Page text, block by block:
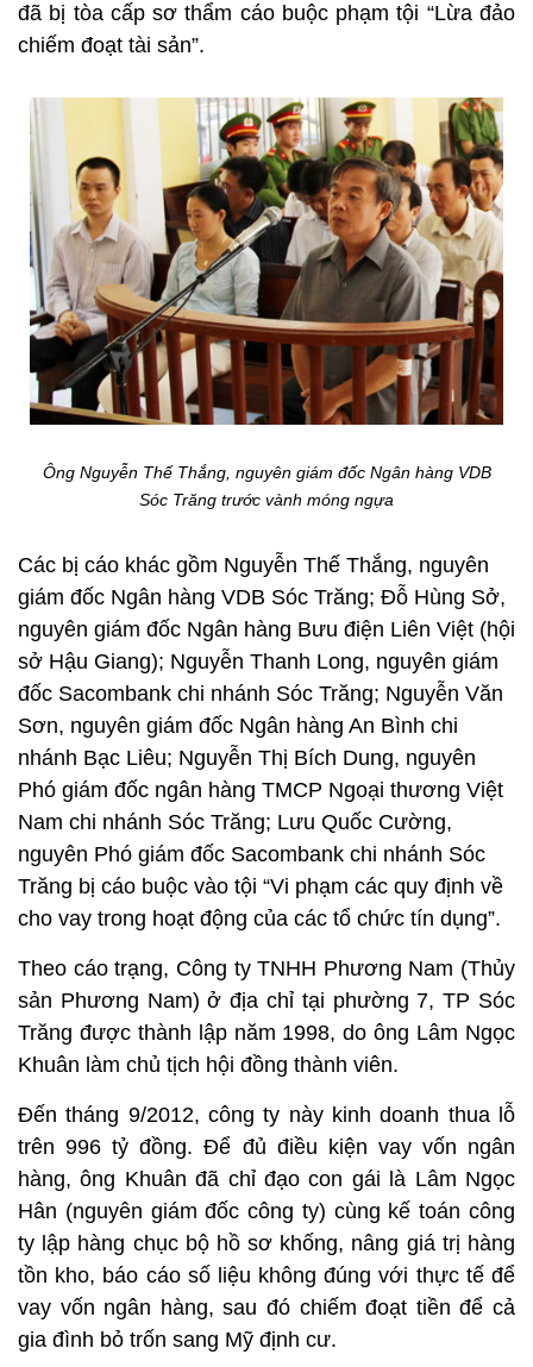
đã bị tòa cấp sơ thẩm cáo buộc phạm tội “Lừa đảo
chiếm đoạt tài sản”.
Ông Nguyễn Thế Thắng, nguyên giám đốc Ngân hàng VDB
Sóc Trăng trước vành móng ngựa
Các bị cáo khác gồm Nguyễn Thế Thắng, nguyên
giám đốc Ngân hàng VDB Sóc Trăng; Đỗ Hùng Sở,
nguyên giám đốc Ngân hàng Bưu điện Liên Việt (hội
sở Hậu Giang); Nguyễn Thanh Long, nguyên giám
đốc Sacombank chi nhánh Sóc Trăng; Nguyễn Văn
Sơn, nguyên giám đốc Ngân hàng An Bình chi
nhánh Bạc Liêu; Nguyễn Thị Bích Dung, nguyên
Phó giám đốc ngân hàng TMCP Ngoại thương Việt
Nam chi nhánh Sóc Trăng; Lưu Quốc Cường,
nguyên Phó giám đốc Sacombank chi nhánh Sóc
Trăng bị cáo buộc vào tội “Vi phạm các quy định về
cho vay trong hoạt động của các tổ chức tín dụng”.
Theo cáo trạng, Công ty TNHH Phương Nam (Thủy
sản Phương Nam) ở địa chỉ tại phường 7, TP Sóc
Trăng được thành lập năm 1998, do ông Lâm Ngọc
Khuân làm chủ tịch hội đồng thành viên.
Đến tháng 9/2012, công ty này kinh doanh thua lỗ
trên 996 tỷ đồng. Để đủ điều kiện vay vốn ngân
hàng, ông Khuân đã chỉ đạo con gái là Lâm Ngọc
Hân (nguyên giám đốc công ty) cùng kế toán công
ty lập hàng chục bộ hồ sơ khống, nâng giá trị hàng
tồn kho, báo cáo số liệu không đúng với thực tế để
vay vốn ngân hàng, sau đó chiếm đoạt tiền để cả
gia đình bỏ trốn sang Mỹ định cư.